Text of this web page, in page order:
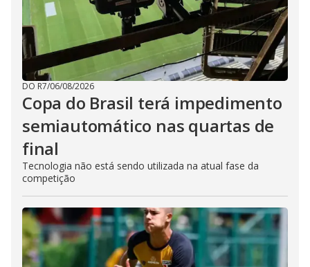
DO R7/06/08/2026
Copa do Brasil terá impedimento
semiautomático nas quartas de
final
Tecnologia não está sendo utilizada na atual fase da
competição